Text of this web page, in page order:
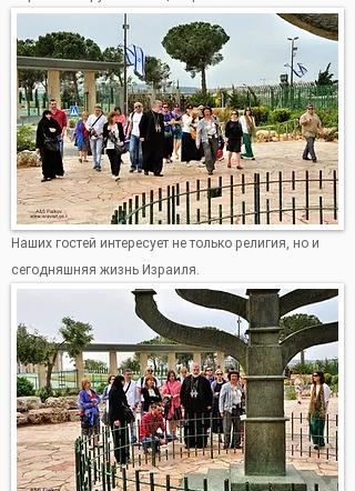
Наших гостей интересует не только религия, но и
сегодняшняя жизнь Израиля.